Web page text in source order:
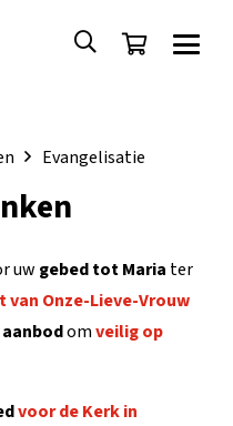
Evangelisatie
uw gebed tot Maria ter
Onze-Lieve-Vrouw
aanbodomveilig op
voor de Kerk in